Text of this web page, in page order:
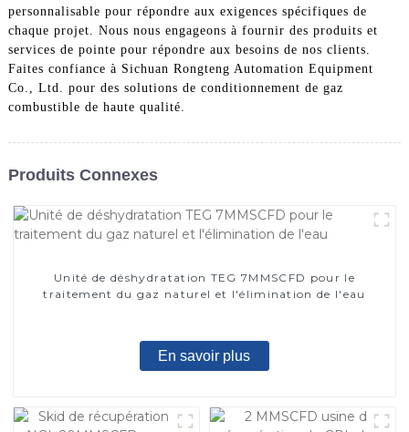
personnalisable pour répondre aux exigences spécifiques de
chaque projet. Nous nous engageons à fournir des produits et
services de pointe pour répondre aux besoins de nos clients.
Faites confiance à Sichuan Rongteng Automation Equipment
Co., Ltd. pour des solutions de conditionnement de gaz
combustible de haute qualité.
Produits Connexes
Unité de déshydratation TEG 7MMSCFD pour le
traitement du gaz naturel et l'élimination de l'eau
En savoir plus